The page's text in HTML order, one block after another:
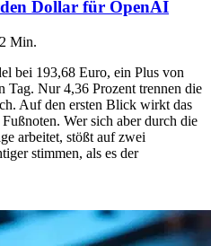
Dollar für OpenAI
Min.
bei 193,68 Euro, ein Plus von
Tag. Nur 4,36 Prozent trennen die
Auf den ersten Blick wirkt das
Wer sich aber durch die
arbeitet, stößt auf zwei
stimmen, als es der